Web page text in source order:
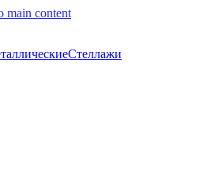
main content
Стеллажи